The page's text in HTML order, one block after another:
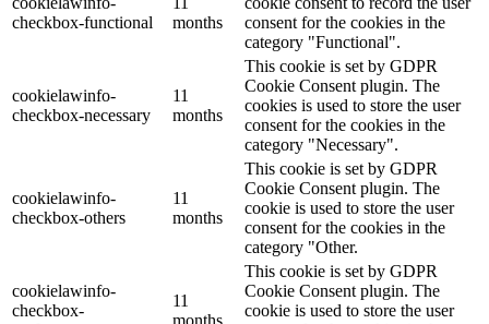
checkbox-functional
months
consent for the cookies in the
category "Functional".
cookielawinfo-
checkbox-necessary
11
months
This cookie is set by GDPR
Cookie Consent plugin. The
cookies is used to store the user
consent for the cookies in the
category "Necessary".
cookielawinfo-
checkbox-others
11
months
This cookie is set by GDPR
Cookie Consent plugin. The
cookie is used to store the user
consent for the cookies in the
category "Other.
cookielawinfo-
checkbox-
11
months
This cookie is set by GDPR
Cookie Consent plugin. The
cookie is used to store the user